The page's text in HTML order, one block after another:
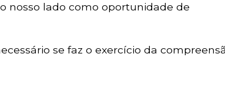
nosso lado como oportunidade de
se faz o exercício da